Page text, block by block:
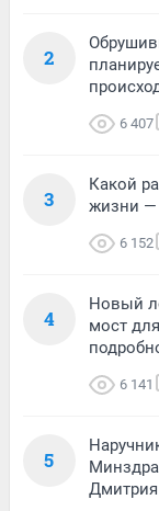
2
6 407
3
Какой
жизни —
6 152
4
Новый
мост
6 141
5